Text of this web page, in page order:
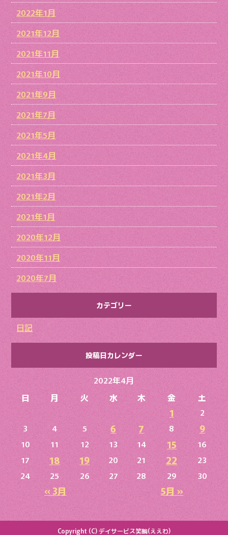
2022年1月
2021年12月
2021年11月
2021年10月
2021年9月
2021年7月
2021年5月
2021年4月
2021年3月
2021年2月
2021年1月
2020年12月
2020年11月
2020年7月
カテゴリー
日記
投稿日カレンダー
2022年4月
日
月 火 水 木 金 土
« 3月 5月 »
1
2
3
4 5 6 7 8 9
10 11 12 13 14 15
16
17
18 19 20 21 22
23
24
25 26 27 28 29 30
Copyright (C) デイサービス笑輪(ええわ)